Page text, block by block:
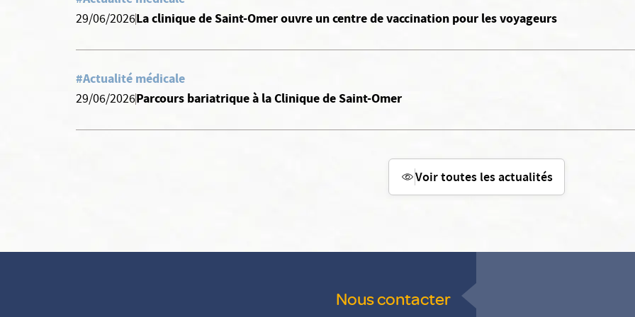
29/06/2026La clinique de Saint-Omer ouvre un centre de vaccination pour les voyageurs
#Actualité médicale
29/06/2026Parcours bariatrique à la Clinique de Saint-Omer
Voir toutes les actualités
Nous contacter